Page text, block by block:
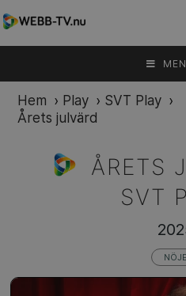
Hem › Play › SVT Play ›
Årets julvärd
ÅRETS
SVT
NÖJE